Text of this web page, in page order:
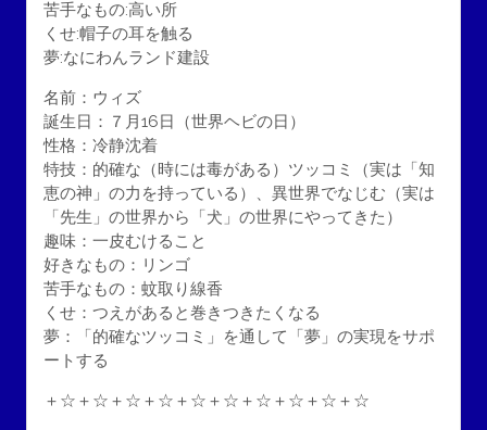
苦手なもの:高い所
くせ:帽子の耳を触る
夢:なにわんランド建設
名前：ウィズ
誕生日：７月16日（世界ヘビの日）
性格：冷静沈着
特技：的確な（時には毒がある）ツッコミ（実は「知
恵の神」の力を持っている）、異世界でなじむ（実は
「先生」の世界から「犬」の世界にやってきた）
趣味：一皮むけること
好きなもの：リンゴ
苦手なもの：蚊取り線香
くせ：つえがあると巻きつきたくなる
夢：「的確なツッコミ」を通して「夢」の実現をサポ
ートする
＋☆＋☆＋☆＋☆＋☆＋☆＋☆＋☆＋☆＋☆